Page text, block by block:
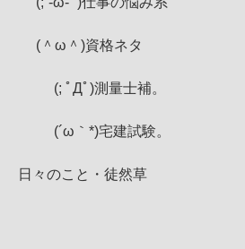
(＾ω＾)資格ネタ
(; ﾟДﾟ)測量士補。
(´ω｀*)宅建試験。
日々のこと・徒然草